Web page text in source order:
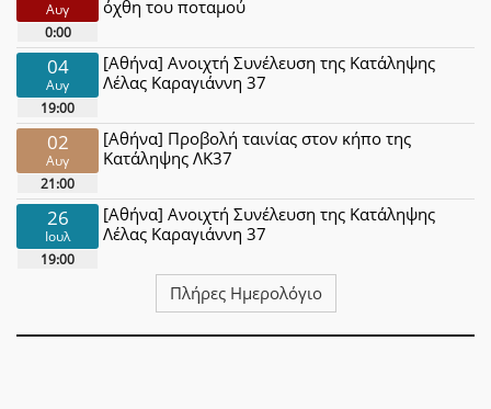
Αυγ
0:00
όχθη του ποταμού
04
Αυγ
19:00
[Αθήνα] Ανοιχτή Συνέλευση της Κατάληψης
Λέλας Καραγιάννη 37
02
Αυγ
21:00
[Αθήνα] Προβολή ταινίας στον κήπο της
Κατάληψης ΛΚ37
26
Ιουλ
19:00
[Αθήνα] Ανοιχτή Συνέλευση της Κατάληψης
Λέλας Καραγιάννη 37
Πλήρες Ημερολόγιο